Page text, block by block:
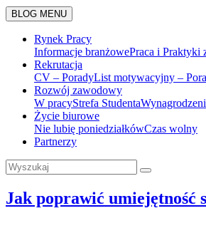
BLOG MENU
Rynek Pracy
Informacje branżowePraca i Praktyki
Rekrutacja
CV – PoradyList motywacyjny –
Rozwój zawodowy
W pracyStrefa Studenta
Życie biurowe
Nie lubię poniedziałkówCzas wolny
Partnerzy
Jak poprawić umiejętność